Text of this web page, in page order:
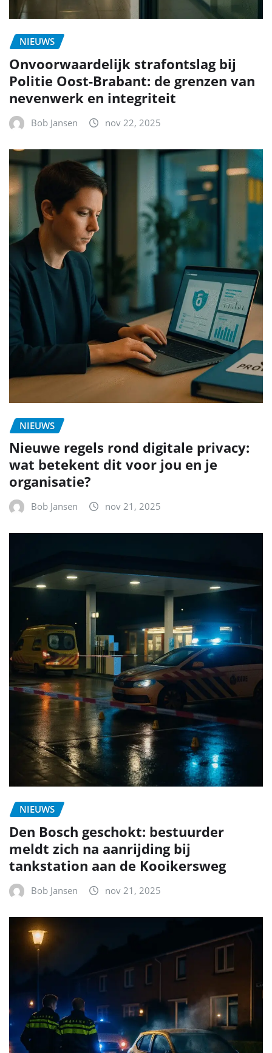
NIEUWS
Nieuwe regels rond digitale privacy:
wat betekent dit voor jou en je
organisatie?
Bob Jansen nov 21, 2025
Den Bosch geschokt: bestuurder
meldt zich na aanrijding bij
tankstation aan de Kooikersweg
Bob Jansen nov 21, 2025
NIEUWS
Aanhouding in Rosmalen na reeks
autobranden: wat er speelt en wat je
kunt doen
Bob Jansen nov 20, 2025